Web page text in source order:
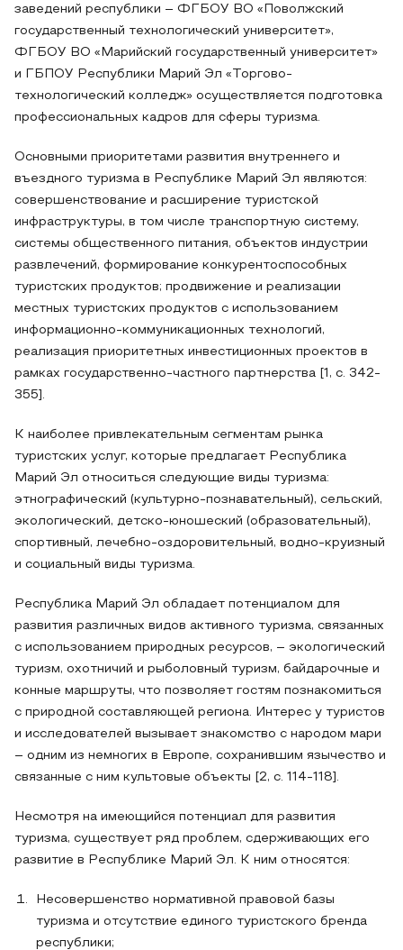
заведений республики – ФГБОУ ВО «Поволжский
государственный технологический университет»,
ФГБОУ ВО «Марийский государственный университет»
и ГБПОУ Республики Марий Эл «Торгово-
технологический колледж» осуществляется подготовка
профессиональных кадров для сферы туризма.
Основными приоритетами развития внутреннего и
въездного туризма в Республике Марий Эл являются:
совершенствование и расширение туристской
инфраструктуры, в том числе транспортную систему,
системы общественного питания, объектов индустрии
развлечений, формирование конкурентоспособных
туристских продуктов; продвижение и реализации
местных туристских продуктов с использованием
информационно-коммуникационных технологий,
реализация приоритетных инвестиционных проектов в
рамках государственно-частного партнерства [1, с. 342-
355].
К наиболее привлекательным сегментам рынка
туристских услуг, которые предлагает Республика
Марий Эл относиться следующие виды туризма:
этнографический (культурно-познавательный), сельский,
экологический, детско-юношеский (образовательный),
спортивный, лечебно-оздоровительный, водно-круизный
и социальный виды туризма.
Республика Марий Эл обладает потенциалом для
развития различных видов активного туризма, связанных
с использованием природных ресурсов, – экологический
туризм, охотничий и рыболовный туризм, байдарочные и
конные маршруты, что позволяет гостям познакомиться
с природной составляющей региона. Интерес у туристов
и исследователей вызывает знакомство с народом мари
– одним из немногих в Европе, сохранившим язычество и
связанные с ним культовые объекты [2, с. 114-118].
Несмотря на имеющийся потенциал для развития
туризма, существует ряд проблем, сдерживающих его
развитие в Республике Марий Эл. К ним относятся:
Несовершенство нормативной правовой базы
туризма и отсутствие единого туристского бренда
республики;